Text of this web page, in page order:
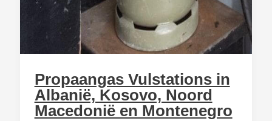
Propaangas Vulstations in
Albanië, Kosovo, Noord
Macedonië en Montenegro